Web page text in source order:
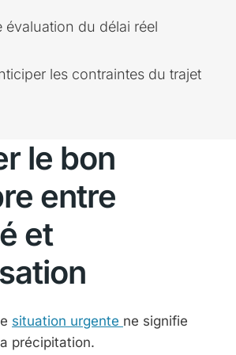
évaluation du délai réel
les contraintes du trajet
le bon
entre
et
situation urgente ne signifie
précipitation.